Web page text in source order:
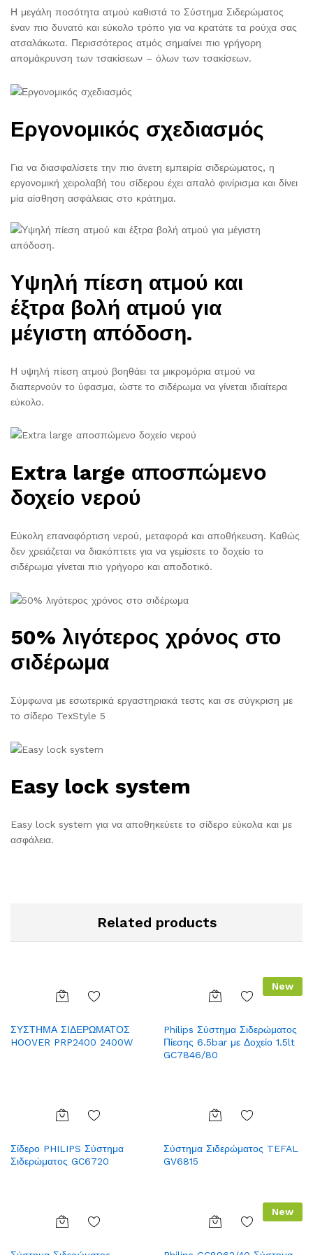
Η μεγάλη ποσότητα ατμού καθιστά το Σύστημα Σιδερώματος
έναν πιο δυνατό και εύκολο τρόπο για να κρατάτε τα ρούχα σας
ατσαλάκωτα. Περισσότερος ατμός σημαίνει πιο γρήγορη
απομάκρυνση των τσακίσεων – όλων των τσακίσεων.
Εργονομικός σχεδιασμός
Για να διασφαλίσετε την πιο άνετη εμπειρία σιδερώματος, η
εργονομική χειρολαβή του σίδερου έχει απαλό φινίρισμα και δίνει
μία αίσθηση ασφάλειας στο κράτημα.
Υψηλή πίεση ατμού και
έξτρα βολή ατμού για
μέγιστη απόδοση.
Η υψηλή πίεση ατμού βοηθάει τα μικρομόρια ατμού να
διαπερνούν το ύφασμα, ώστε το σιδέρωμα να γίνεται ιδιαίτερα
εύκολο.
Extra large αποσπώμενο
δοχείο νερού
Εύκολη επαναφόρτιση νερού, μεταφορά και αποθήκευση. Καθώς
δεν χρειάζεται να διακόπτετε για να γεμίσετε το δοχείο το
σιδέρωμα γίνεται πιο γρήγορο και αποδοτικό.
50% λιγότερος χρόνος στο
σιδέρωμα
Σύμφωνα με εσωτερικά εργαστηριακά τεστς και σε σύγκριση με
το σίδερο TexStyle 5
Easy lock system
Easy lock system για να αποθηκεύετε το σίδερο εύκολα και με
ασφάλεια.
Related products
to
Wish
ΣΥΣΤΗΜΑ ΣΙΔΕΡΩΜΑΤΟΣ
HOOVER PRP2400 2400W
New
to
Wish
Philips Σύστημα Σιδερώματος
Πίεσης 6.5bar με Δοχείο 1.5lt
GC7846/80
to
Wish
Σίδερο PHILIPS Σύστημα
Σιδερώματος GC6720
to
Σύστημα Σιδερώματος TEFAL
GV6815
New